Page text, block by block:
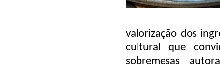
valorização dos
cultural que
sobremesas